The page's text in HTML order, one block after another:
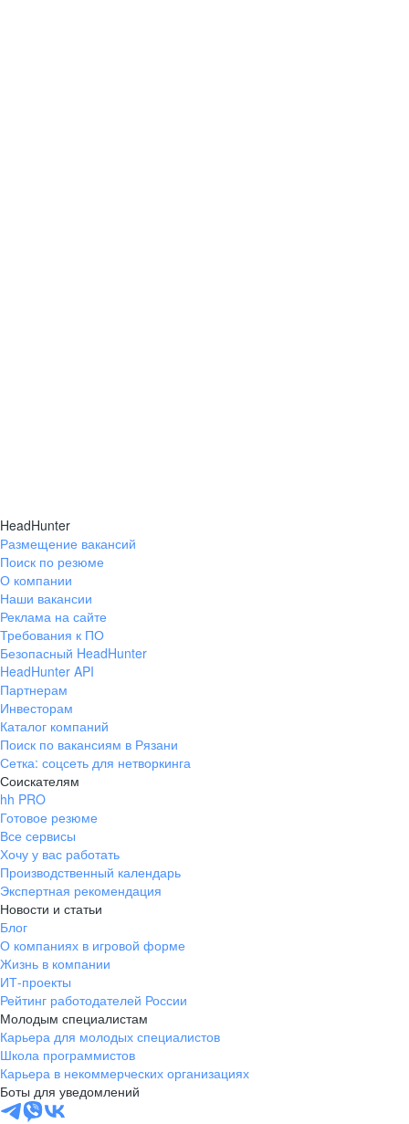
HeadHunter
Размещение вакансий
Поиск по резюме
О компании
Наши вакансии
Реклама на сайте
Требования к ПО
Безопасный HeadHunter
HeadHunter API
Партнерам
Инвесторам
Каталог компаний
Поиск по вакансиям в Рязани
Сетка: соцсеть для нетворкинга
Соискателям
hh PRO
Готовое резюме
Все сервисы
Хочу у вас работать
Производственный календарь
Экспертная рекомендация
Новости и статьи
Блог
О компаниях в игровой форме
Жизнь в компании
ИТ-проекты
Рейтинг работодателей России
Молодым специалистам
Карьера для молодых специалистов
Школа программистов
Карьера в некоммерческих организациях
Боты для уведомлений